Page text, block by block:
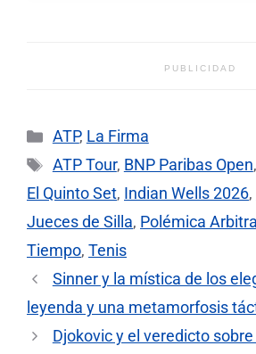
PUBLICIDAD
Categorías
ATP, La Firma
Etiquetas
ATP Tour, BNP Paribas Open,
El Quinto Set, Indian Wells 2026,
Jueces de Silla, Polémica
Tiempo, Tenis
Sinner y la mística de los
leyenda y una metamorfosis
Djokovic y el veredicto